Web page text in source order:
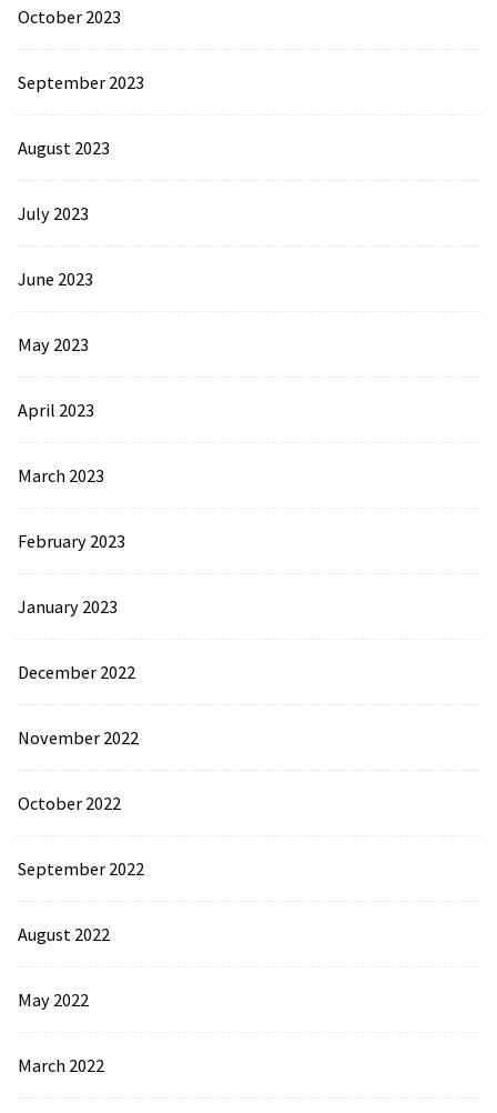
October 2023
September 2023
August 2023
July 2023
June 2023
May 2023
April 2023
March 2023
February 2023
January 2023
December 2022
November 2022
October 2022
September 2022
August 2022
May 2022
March 2022